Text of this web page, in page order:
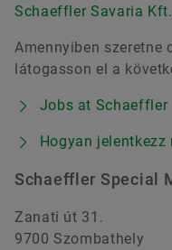
Schaeffler Savaria Kft.
Amennyiben szeretne
látogasson el a
Jobs at Schaeffler
Hogyan
Schaeffler Special
Zanati út 31.
9700 Szombathely